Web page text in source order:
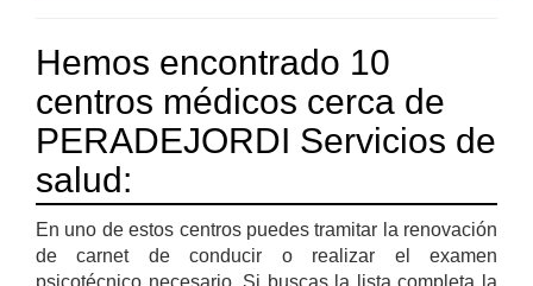
Hemos encontrado 10
centros médicos cerca de
PERADEJORDI Servicios de
salud:
En uno de estos centros puedes tramitar la renovación
de carnet de conducir o realizar el examen
psicotécnico necesario. Si buscas la lista completa la